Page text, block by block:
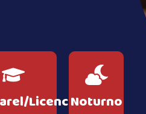
Licenciatura
Noturno